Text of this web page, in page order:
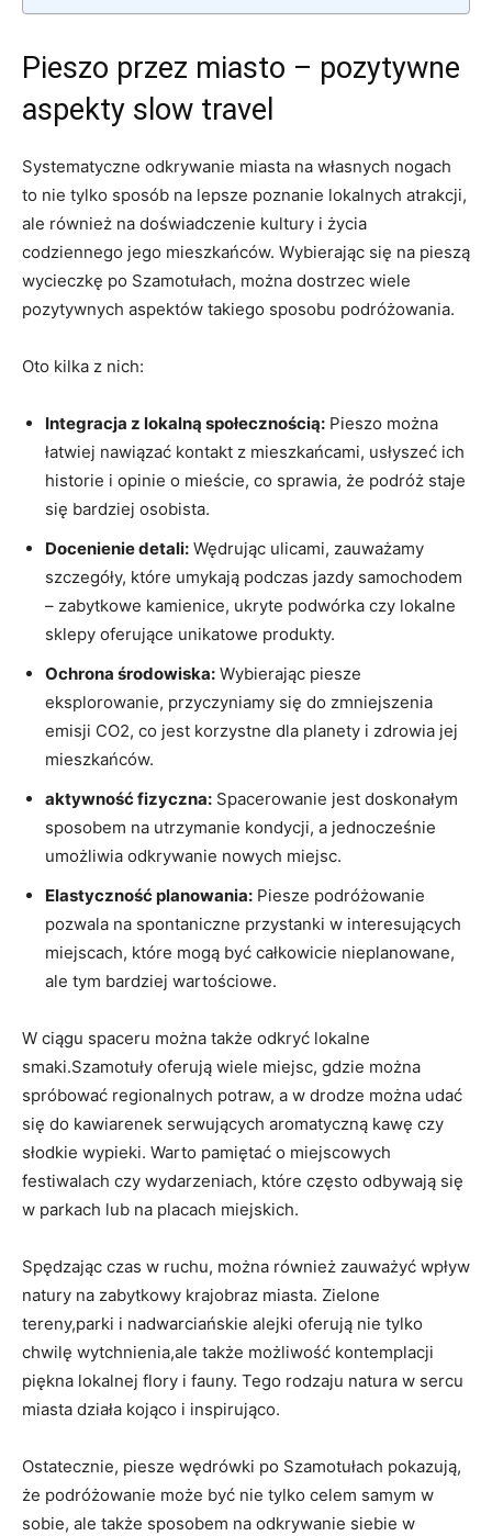
Pieszo przez miasto – pozytywne
aspekty slow travel
Systematyczne odkrywanie miasta na własnych nogach
to nie tylko sposób na lepsze poznanie lokalnych atrakcji,
ale również na doświadczenie kultury i życia
codziennego jego mieszkańców. Wybierając się na pieszą
wycieczkę po Szamotułach, można dostrzec wiele
pozytywnych aspektów takiego sposobu podróżowania.
Oto kilka z nich:
Integracja z lokalną społecznością: Pieszo można
łatwiej nawiązać kontakt z mieszkańcami, usłyszeć ich
historie i opinie o mieście, co sprawia, że podróż staje
się bardziej osobista.
Docenienie detali: Wędrując ulicami, zauważamy
szczegóły, które umykają podczas jazdy samochodem
– zabytkowe kamienice, ukryte podwórka czy lokalne
sklepy oferujące unikatowe produkty.
Ochrona środowiska: Wybierając piesze
eksplorowanie, przyczyniamy się do zmniejszenia
emisji CO2, co jest korzystne dla planety i zdrowia jej
mieszkańców.
aktywność fizyczna: Spacerowanie jest doskonałym
sposobem na utrzymanie kondycji, a jednocześnie
umożliwia odkrywanie nowych miejsc.
Elastyczność planowania: Piesze podróżowanie
pozwala na spontaniczne przystanki w interesujących
miejscach, które mogą być całkowicie nieplanowane,
ale tym bardziej wartościowe.
W ciągu spaceru można także odkryć lokalne
smaki.Szamotuły oferują wiele miejsc, gdzie można
spróbować regionalnych potraw, a w drodze można udać
się do kawiarenek serwujących aromatyczną kawę czy
słodkie wypieki. Warto pamiętać o miejscowych
festiwalach czy wydarzeniach, które często odbywają się
w parkach lub na placach miejskich.
Spędzając czas w ruchu, można również zauważyć wpływ
natury na zabytkowy krajobraz miasta. Zielone
tereny,parki i nadwarciańskie alejki oferują nie tylko
chwilę wytchnienia,ale także możliwość kontemplacji
piękna lokalnej flory i fauny. Tego rodzaju natura w sercu
miasta działa kojąco i inspirująco.
Ostatecznie, piesze wędrówki po Szamotułach pokazują,
że podróżowanie może być nie tylko celem samym w
sobie, ale także sposobem na odkrywanie siebie w